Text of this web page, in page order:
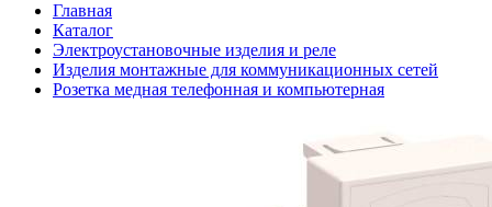
Главная
Каталог
Электроустановочные изделия и реле
Изделия монтажные для коммуникационных сетей
Розетка медная телефонная и компьютерная